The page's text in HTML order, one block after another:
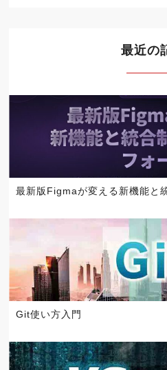
最近の
最新版Figmaが変える新機能と
Git使い方入門